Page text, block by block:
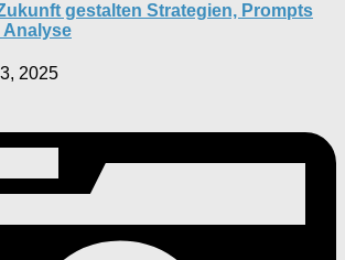
gestalten Strategien, Prompts
Analyse
2025